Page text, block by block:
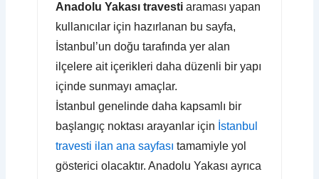
Anadolu Yakası travestiaraması yapan
kullanıcılar için hazırlanan bu sayfa,
İstanbul’un doğu tarafında yer alan
ilçelere ait içerikleri daha düzenli bir yapı
içinde sunmayı amaçlar.
İstanbul genelinde daha kapsamlı bir
başlangıç noktası arayanlar için İstanbul
travesti ilan ana sayfası tamamiyle yol
gösterici olacaktır. Anadolu Yakası ayrıca